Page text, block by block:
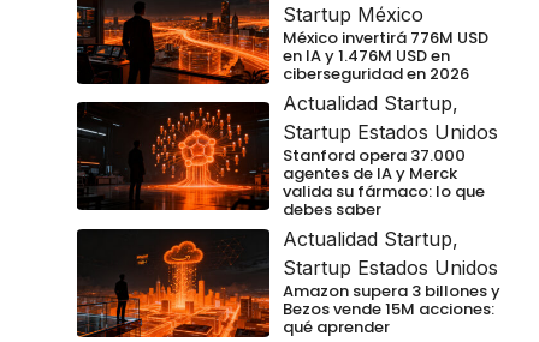
Startup México
México invertirá 776M USD
en IA y 1.476M USD en
ciberseguridad en 2026
Actualidad Startup,
Startup Estados Unidos
Stanford opera 37.000
agentes de IA y Merck
valida su fármaco: lo que
debes saber
Actualidad Startup,
Startup Estados Unidos
Amazon supera 3 billones y
Bezos vende 15M acciones:
qué aprender